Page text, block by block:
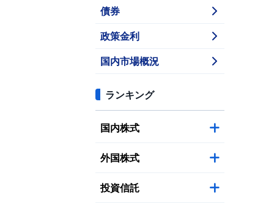
債券
政策金利
国内市場概況
ランキング
国内株式
外国株式
投資信託